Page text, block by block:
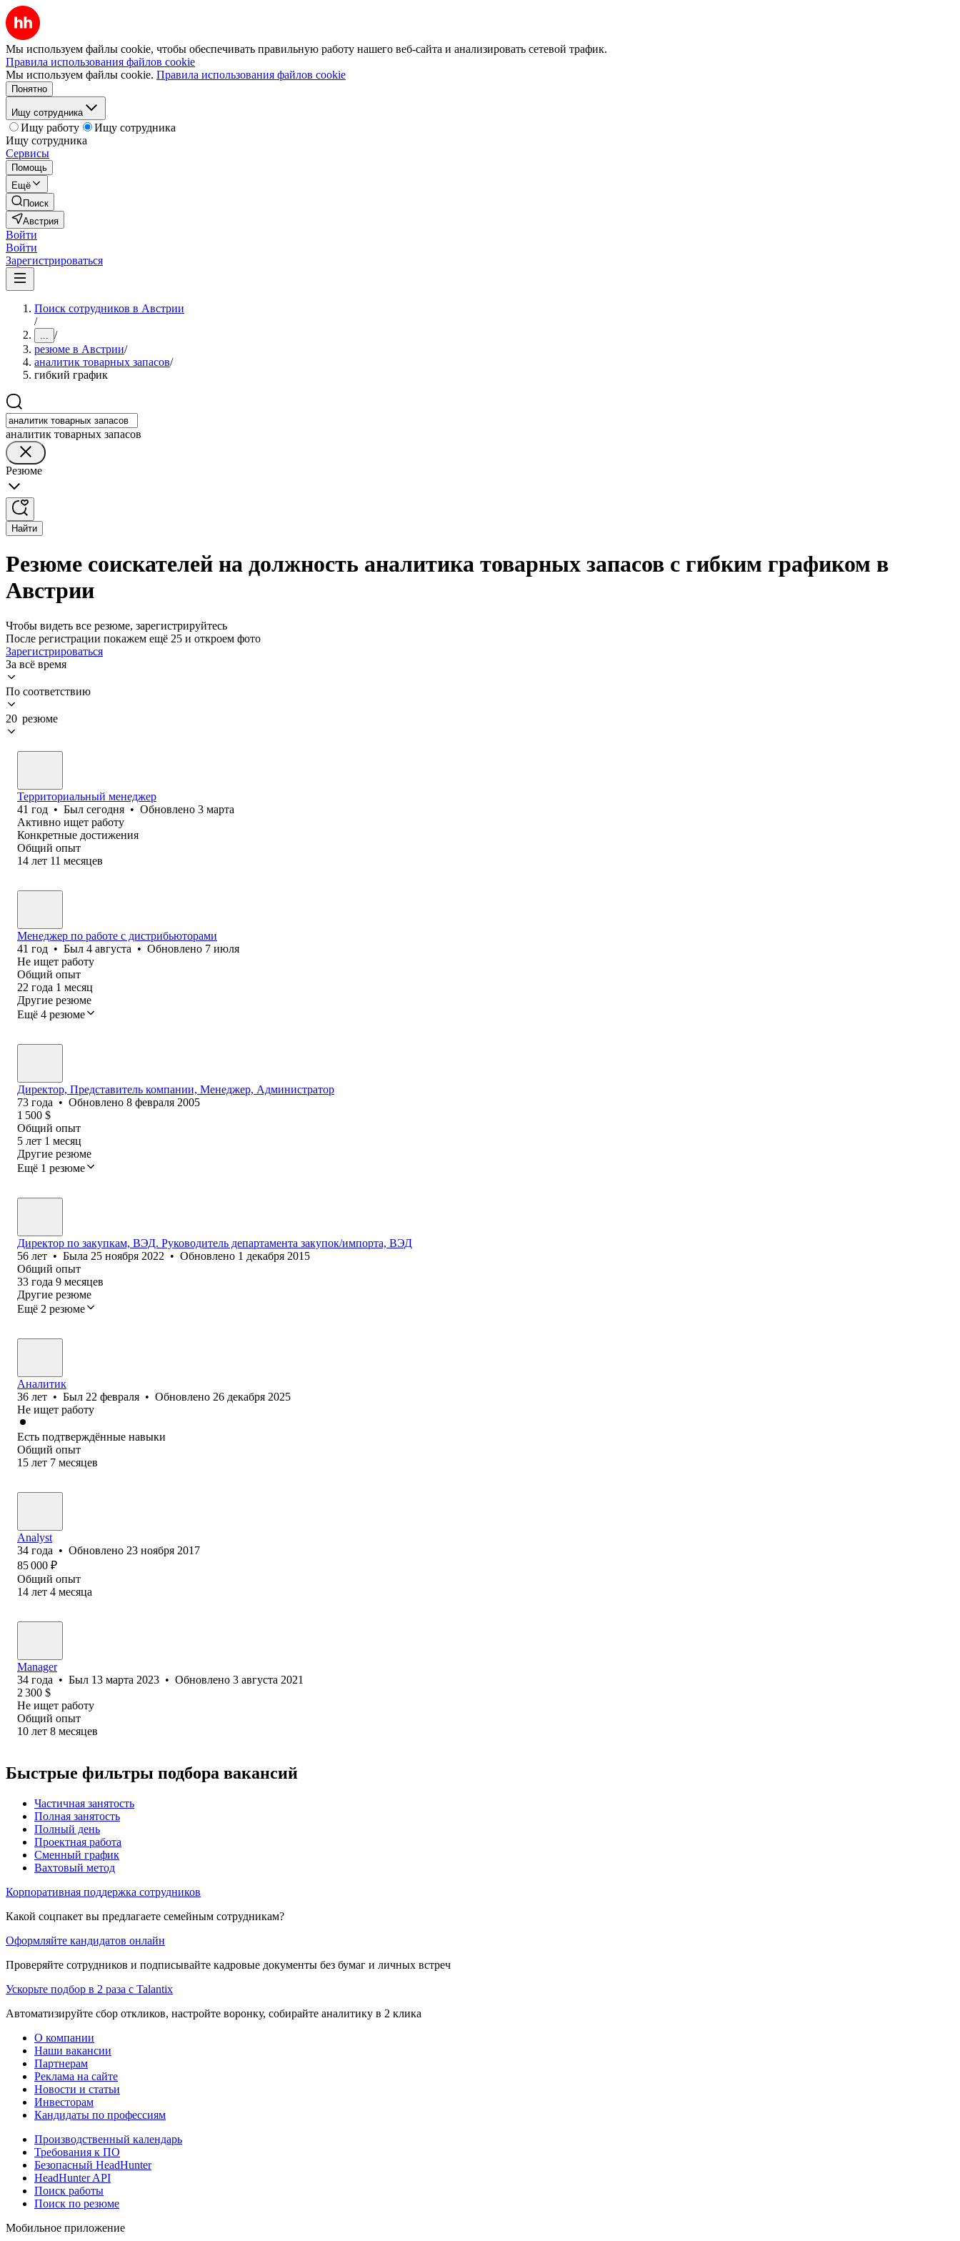
Мы используем файлы cookie, чтобы обеспечивать правильную работу нашего веб-сайта и анализировать сетевой трафик.
Правила использования файлов cookie
Мы используем файлы cookie. Правила использования файлов cookie
Понятно
Ищу сотрудника
Ищу работу
Ищу сотрудника
Ищу сотрудника
Сервисы
Помощь
Ещё
Поиск
Австрия
Войти
Войти
Зарегистрироваться
Поиск сотрудников в Австрии
/
... /
резюме в Австрии/
аналитик товарных запасов/
гибкий график
аналитик товарных запасов
Резюме
Найти
Резюме соискателей на должность аналитика товарных запасов с гибким графиком в
Австрии
Чтобы видеть все резюме, зарегистрируйтесь
После регистрации покажем ещё 25 и откроем фото
Зарегистрироваться
За всё время
По соответствию
20 резюме
Территориальный менеджер
41 год • Был сегодня • Обновлено 3 марта
Активно ищет работу
Конкретные достижения
Общий опыт
14 лет 11 месяцев
Менеджер по работе с дистрибьюторами
41 год • Был 4 августа • Обновлено 7 июля
Не ищет работу
Общий опыт
22 года 1 месяц
Другие резюме
Ещё 4 резюме
Директор, Представитель компании, Менеджер, Администратор
73 года • Обновлено 8 февраля 2005
1 500 $
Общий опыт
5 лет 1 месяц
Другие резюме
Ещё 1 резюме
Директор по закупкам, ВЭД. Руководитель департамента закупок/импорта, ВЭД
56 лет • Была 25 ноября 2022 • Обновлено 1 декабря 2015
Общий опыт
33 года 9 месяцев
Другие резюме
Ещё 2 резюме
Аналитик
36 лет • Был 22 февраля • Обновлено 26 декабря 2025
Не ищет работу
Есть подтверждённые навыки
Общий опыт
15 лет 7 месяцев
Analyst
34 года • Обновлено 23 ноября 2017
85 000 ₽
Общий опыт
14 лет 4 месяца
Manager
34 года • Был 13 марта 2023 • Обновлено 3 августа 2021
2 300 $
Не ищет работу
Общий опыт
10 лет 8 месяцев
Быстрые фильтры подбора вакансий
Частичная занятость
Полная занятость
Полный день
Проектная работа
Сменный график
Вахтовый метод
Корпоративная поддержка сотрудников
Какой соцпакет вы предлагаете семейным сотрудникам?
Оформляйте кандидатов онлайн
Проверяйте сотрудников и подписывайте кадровые документы без бумаг и личных встреч
Ускорьте подбор в 2 раза с Talantix
Автоматизируйте сбор откликов, настройте воронку, собирайте аналитику в 2 клика
О компании
Наши вакансии
Партнерам
Реклама на сайте
Новости и статьи
Инвесторам
Кандидаты по профессиям
Производственный календарь
Требования к ПО
Безопасный HeadHunter
HeadHunter API
Поиск работы
Поиск по резюме
Мобильное приложение